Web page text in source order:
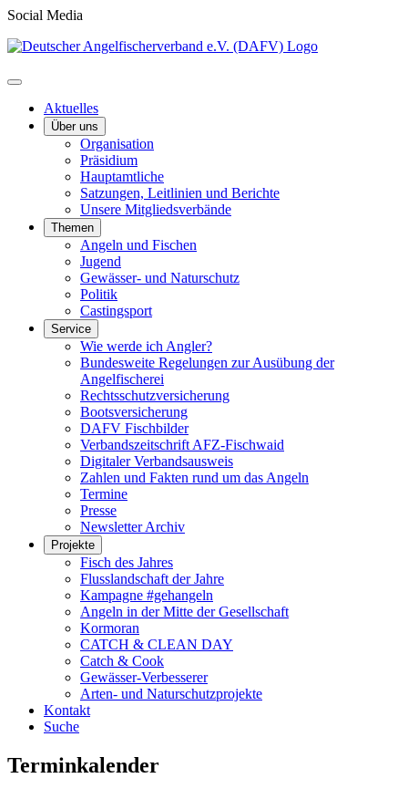
Social Media
Aktuelles
Über uns
Organisation
Präsidium
Hauptamtliche
Satzungen, Leitlinien und Berichte
Unsere Mitgliedsverbände
Themen
Angeln und Fischen
Jugend
Gewässer- und Naturschutz
Politik
Castingsport
Service
Wie werde ich Angler?
Bundesweite Regelungen zur Ausübung der
Angelfischerei
Rechtsschutzversicherung
Bootsversicherung
DAFV Fischbilder
Verbandszeitschrift AFZ-Fischwaid
Digitaler Verbandsausweis
Zahlen und Fakten rund um das Angeln
Termine
Presse
Newsletter Archiv
Projekte
Fisch des Jahres
Flusslandschaft der Jahre
Kampagne #gehangeln
Angeln in der Mitte der Gesellschaft
Kormoran
CATCH & CLEAN DAY
Catch & Cook
Gewässer-Verbesserer
Arten- und Naturschutzprojekte
Kontakt
Suche
Terminkalender